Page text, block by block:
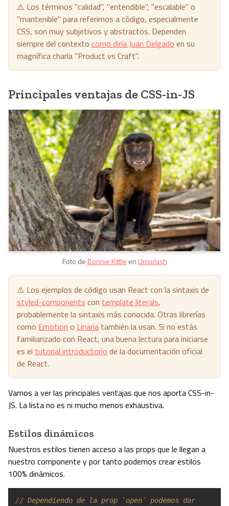
⚠️ Los términos "calidad", "entendible", "escalable" o
"mantenible" para referirnos a código, especialmente
CSS, son muy subjetivos y abstractos. Dependen
siempre del contexto como diría Juan Delgado en su
magnífica charla "Product vs Craft".
Principales ventajas de CSS-in-JS
Foto de Bonnie Kittle en Unsplash
⚠️ Los ejemplos de código usan React con la sintaxis de
styled-components con template literals,
probablemente la sintaxis más conocida. Otras librerías
como Emotion o Linaria también la usan. Si no estás
familiarizado con React, una buena lectura para iniciarse
es el tutorial introductorio de la documentación oficial
de React.
Vamos a ver las principales ventajas que nos aporta CSS-in-
JS. La lista no es ni mucho menos exhaustiva.
Estilos dinámicos
Nuestros estilos tienen acceso a las props que le llegan a
nuestro componente y por tanto podemos crear estilos
100% dinámicos.
// Dependiendo de la prop `open` podemos dar